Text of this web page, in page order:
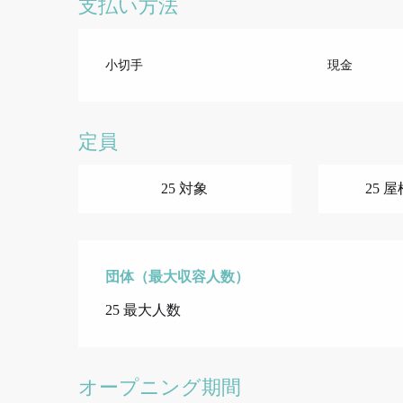
支払い方法
小切手 現金
定員
25 対象 25 屋
団体（最大収容人数）
団体（最大収容人数）
25 最大人数
オープニング期間